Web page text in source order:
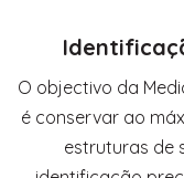
O objectivo da
é conservar ao
estruturas de